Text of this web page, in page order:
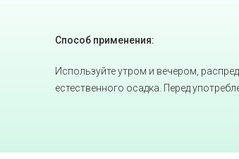
Способ применения:
Используйте утром и вечером,
естественного осадка. Перед